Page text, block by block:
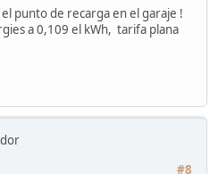
punto de recarga en el garaje !
a 0,109 el kWh, tarifa plana
#8